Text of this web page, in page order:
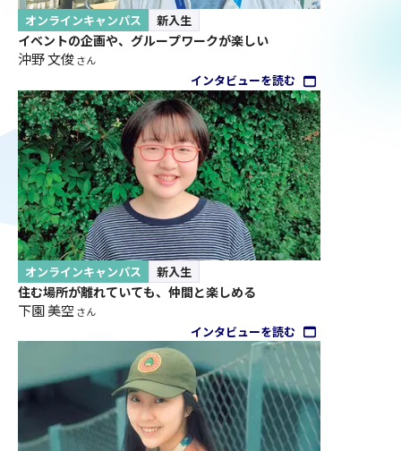
オンラインキャンパス 新入生
イベントの企画や、グループワークが楽しい
沖野 文俊さん
インタビューを読む
オンラインキャンパス 新入生
住む場所が離れていても、仲間と楽しめる
下園 美空 さん
インタビューを読む